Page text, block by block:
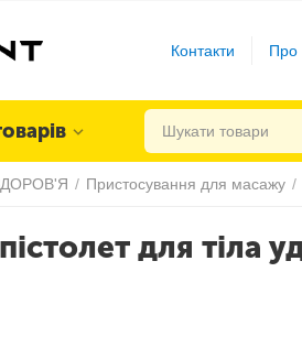
Контакти Про
/ Пристосування для масажу /
для тіла